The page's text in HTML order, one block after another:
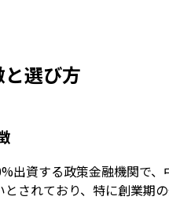
選び方
出資する政策金融機関で
されており、特に創業期